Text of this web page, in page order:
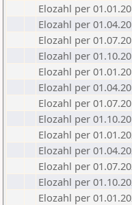
Elozahl per
Elozahl per
Elozahl per
Elozahl per
Elozahl per
Elozahl per
Elozahl per
Elozahl per
Elozahl per
Elozahl per
Elozahl per
Elozahl per
Elozahl per